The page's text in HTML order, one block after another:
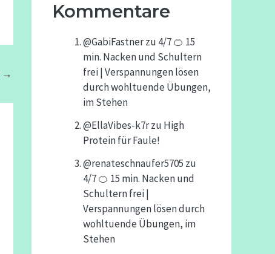
→
Kommentare
@GabiFastnerzu 4/7 🍊 15
min. Nacken und Schultern
frei | Verspannungen lösen
durch wohltuende Übungen,
im Stehen
@EllaVibes-k7rzu High
Protein für Faule!
@renateschnaufer5705 zu
4/7 🍊 15 min. Nacken und
Schultern frei |
Verspannungen lösen durch
wohltuende Übungen, im
Stehen